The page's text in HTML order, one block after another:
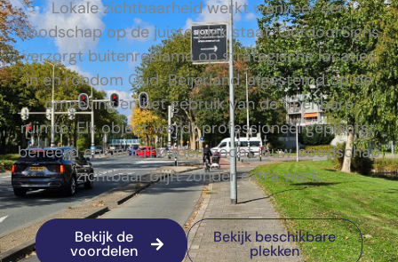
Lokale zichtbaarheid werkt wanneer een
boodschap op de juiste plek staat. OutdoorSigns
verzorgt buitenreclame op strategische locaties
in en rondom Oud-Beijerland, afgestemd op de
omgeving en het gebruik van de openbare
ruimte. Elk object wordt professioneel geplaatst,
beheerd en onderhouden, zodat jouw boodschap
zichtbaar blijft zonder extra werk.
Bekijk de
voordelen
Bekijk beschikbare
plekken